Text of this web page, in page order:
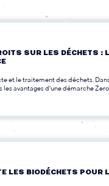
SUR LES DÉCHETS :
et le traitement des déchets.
avantages d'une démarche Zero
LES BIODÉCHETS POUR